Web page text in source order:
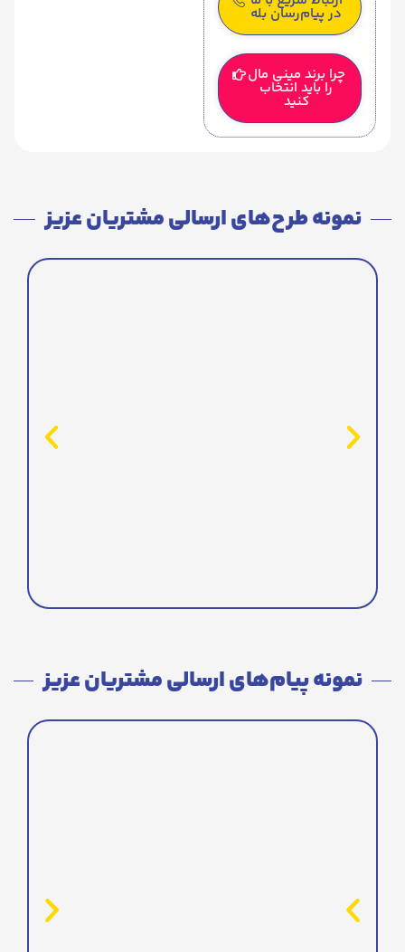
در پیام‌رسان بله
چرا برند مینی مال
را باید انتخاب
کنید
نمونه طرح‌های ارسالی مشتریان عزیز
نمونه پیام‌های ارسالی مشتریان عزیز